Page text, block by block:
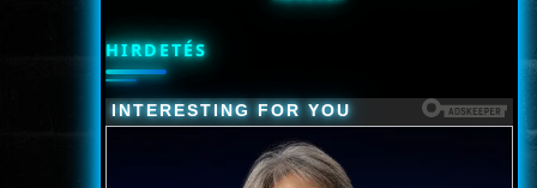
HIRDETÉS